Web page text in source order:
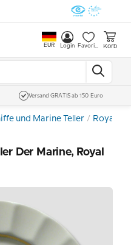
EUR Login Favoriten Korb
Versand GRATIS ab 150 Euro
und Marine Teller Royal
Der Marine, Royal